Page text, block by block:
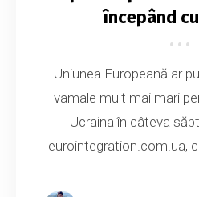
începând
Uniunea Europeană ar
vamale mult mai mari
Ucraina în câteva
eurointegration.com.ua,